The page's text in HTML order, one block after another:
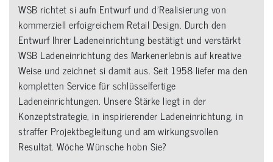
WSB richtet si aufn Entwurf und d’Realisierung von
kommerziell erfoigreichem Retail Design. Durch den
Entwurf Ihrer Ladeneinrichtung bestätigt und verstärkt
WSB Ladeneinrichtung des Markenerlebnis auf kreative
Weise und zeichnet si damit aus. Seit 1958 liefer ma den
kompletten Service für schlüsselfertige
Ladeneinrichtungen. Unsere Stärke liegt in der
Konzeptstrategie, in inspirierender Ladeneinrichtung, in
straffer Projektbegleitung und am wirkungsvollen
Resultat. Wöche Wünsche hobn Sie?